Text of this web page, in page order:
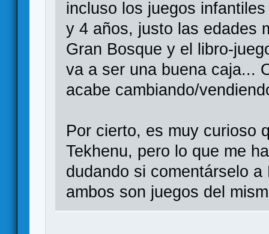
incluso los juegos
y 4 años, justo las edades
Gran Bosque y el libro-
va a ser una buena caja...
acabe cambiando/
Por cierto, es muy curioso
Tekhenu, pero lo que me
dudando si comentárselo
ambos son juegos del